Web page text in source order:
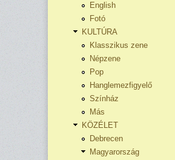
English
Fotó
KULTÚRA
Klasszikus zene
Népzene
Pop
Hanglemezfigyelő
Színház
Más
KÖZÉLET
Debrecen
Magyarország